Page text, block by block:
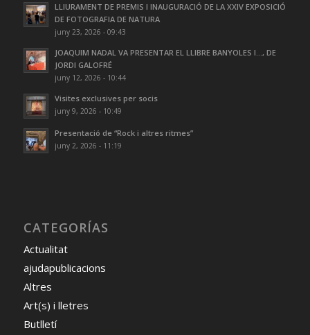
LLIURAMENT DE PREMIS I INAUGURACIÓ DE LA XXIV EXPOSICIÓ
DE FOTOGRAFIA DE NATURA
juny 23, 2026 - 09:43
JOAQUIM NADAL VA PRESENTAR EL LLIBRE BANYOLES I…, DE
JORDI GALOFRÉ
juny 12, 2026 - 10:44
Visites exclusives per socis
juny 9, 2026 - 10:49
Presentació de “Rock i altres ritmes”
juny 2, 2026 - 11:19
CATEGORÍAS
Actualitat
ajudapublicacions
Altres
Art(s) i lletres
Butlletí